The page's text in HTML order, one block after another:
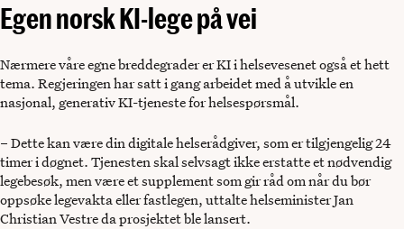
Egen norsk KI-lege på vei
Nærmere våre egne breddegrader er KI i helsevesenet også et hett
tema. Regjeringen har satt i gang arbeidet med å utvikle en
nasjonal, generativ KI-tjeneste for helsespørsmål.
– Dette kan være din digitale helserådgiver, som er tilgjengelig 24
timer i døgnet. Tjenesten skal selvsagt ikke erstatte et nødvendig
legebesøk, men være et supplement som gir råd om når du bør
oppsøke legevakta eller fastlegen, uttalte helseminister Jan
Christian Vestre da prosjektet ble lansert.